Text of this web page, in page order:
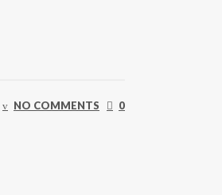
NO COMMENTS 0